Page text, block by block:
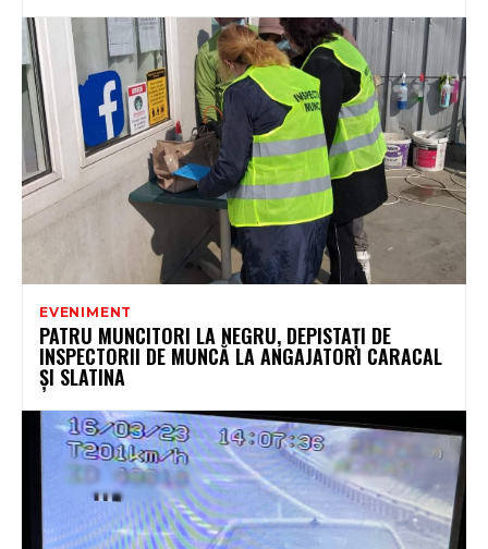
EVENIMENT
PATRU MUNCITORI LA NEGRU, DEPISTAȚI DE
INSPECTORII DE MUNCĂ LA ANGAJATORI CARACAL
ȘI SLATINA